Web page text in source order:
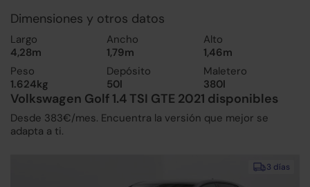
Dimensiones y otros datos
Largo
4,28m
Ancho
1,79m
Alto
1,46m
Peso
1.624kg
Depósito
50l
Maletero
380l
Volkswagen Golf 1.4 TSI GTE 2021 disponibles
Desde 383€/mes. Encuentra la versión que mejor se
adapta a ti.
3 días